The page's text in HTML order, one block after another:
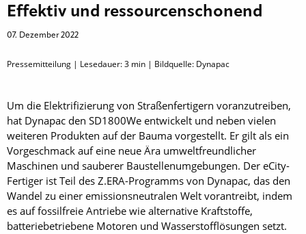
Effektiv und ressourcenschonend
07. Dezember 2022
Pressemitteilung | Lesedauer:3 min | Bildquelle: Dynapac
Um die Elektrifizierung von Straßenfertigern voranzutreiben,
hat Dynapac den SD1800We entwickelt und neben vielen
weiteren Produkten auf der Bauma vorgestellt. Er gilt als ein
Vorgeschmack auf eine neue Ära umweltfreundlicher
Maschinen und sauberer Baustellenumgebungen. Der eCity-
Fertiger ist Teil des Z.ERA-Programms von Dynapac, das den
Wandel zu einer emissionsneutralen Welt vorantreibt, indem
es auf fossilfreie Antriebe wie alternative Kraftstoffe,
batteriebetriebene Motoren und Wasserstofflösungen setzt.